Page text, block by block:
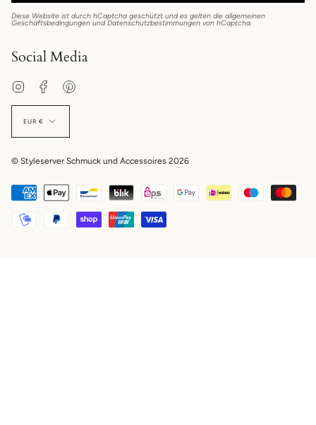
Diese Website ist durch hCaptcha geschützt und es gelten die allgemeinen
Geschäftsbedingungen und Datenschutzbestimmungen von hCaptcha.
Social Media
InstagramFacebook
EUR €
© Styleserver Schmuck und Accessoires 2026